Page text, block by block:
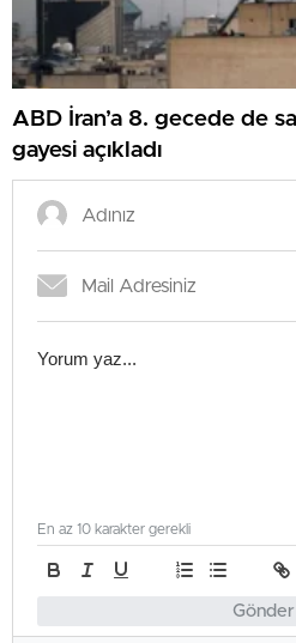
ABD İran’a 8. gecede de
gayesi açıkladı
Gönder
En az 10 karakter gerekli